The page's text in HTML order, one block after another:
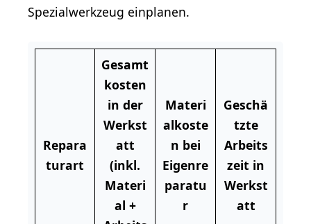
Spezialwerkzeug einplanen.
Repara
turart
Gesamt
kosten
in der
Werkst
att
(inkl.
Materi
al +
Materi
alkoste
n bei
Eigenre
paratu
r
Geschä
tzte
Arbeits
zeit in
Werkst
att